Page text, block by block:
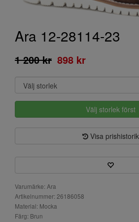
Ara 12-28114-23
1 200 kr 898 kr
Välj storlek först
Visa prishistorik
Varumärke: Ara
Artikelnummer: 26186058
Material: Mocka
Färg: Brun